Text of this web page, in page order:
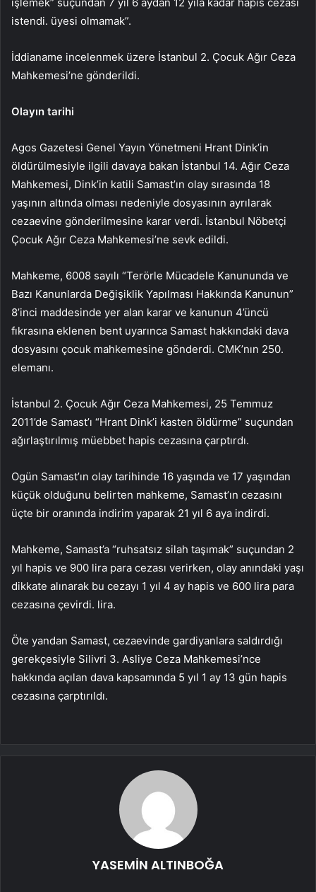
istendi. üyesi olmamak”.
İddianame incelenmek üzere İstanbul 2. Çocuk Ağır Ceza
Mahkemesi’ne gönderildi.
Olayın tarihi
Agos Gazetesi Genel Yayın Yönetmeni Hrant Dink’in
öldürülmesiyle ilgili davaya bakan İstanbul 14. Ağır Ceza
Mahkemesi, Dink’in katili Samast’ın olay sırasında 18
yaşının altında olması nedeniyle dosyasının ayrılarak
cezaevine gönderilmesine karar verdi. İstanbul Nöbetçi
Çocuk Ağır Ceza Mahkemesi’ne sevk edildi.
Mahkeme, 6008 sayılı “Terörle Mücadele Kanununda ve
Bazı Kanunlarda Değişiklik Yapılması Hakkında Kanunun”
8’inci maddesinde yer alan karar ve kanunun 4’üncü
fıkrasına eklenen bent uyarınca Samast hakkındaki dava
dosyasını çocuk mahkemesine gönderdi. CMK’nın 250.
elemanı.
İstanbul 2. Çocuk Ağır Ceza Mahkemesi, 25 Temmuz
2011’de Samast’ı “Hrant Dink’i kasten öldürme” suçundan
ağırlaştırılmış müebbet hapis cezasına çarptırdı.
Ogün Samast’ın olay tarihinde 16 yaşında ve 17 yaşından
küçük olduğunu belirten mahkeme, Samast’ın cezasını
üçte bir oranında indirim yaparak 21 yıl 6 aya indirdi.
Mahkeme, Samast’a “ruhsatsız silah taşımak” suçundan 2
yıl hapis ve 900 lira para cezası verirken, olay anındaki yaşı
dikkate alınarak bu cezayı 1 yıl 4 ay hapis ve 600 lira para
cezasına çevirdi. lira.
Öte yandan Samast, cezaevinde gardiyanlara saldırdığı
gerekçesiyle Silivri 3. Asliye Ceza Mahkemesi’nce
hakkında açılan dava kapsamında 5 yıl 1 ay 13 gün hapis
cezasına çarptırıldı.
YASEMİN ALTINBOĞA